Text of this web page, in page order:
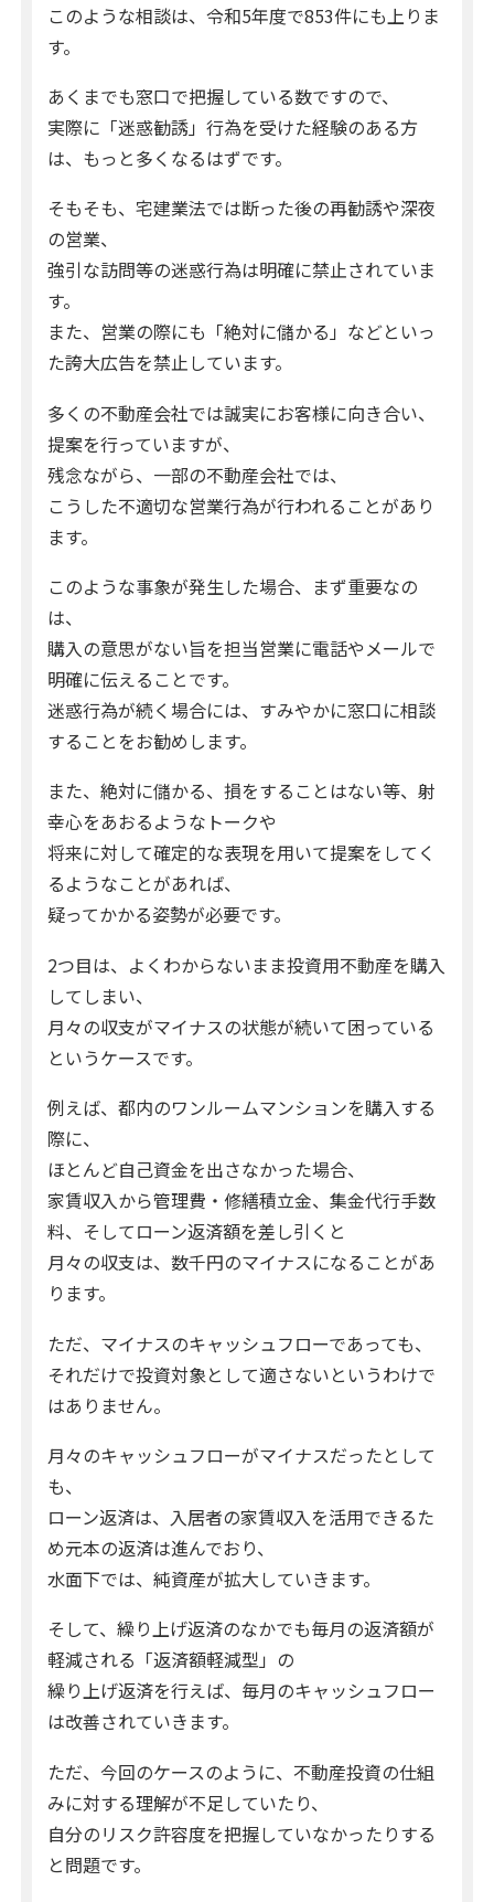
このような相談は、令和5年度で853件にも上りま
す。
あくまでも窓口で把握している数ですので、
実際に「迷惑勧誘」行為を受けた経験のある方
は、もっと多くなるはずです。
そもそも、宅建業法では断った後の再勧誘や深夜
の営業、
強引な訪問等の迷惑行為は明確に禁止されていま
す。
また、営業の際にも「絶対に儲かる」などといっ
た誇大広告を禁止しています。
多くの不動産会社では誠実にお客様に向き合い、
提案を行っていますが、
残念ながら、一部の不動産会社では、
こうした不適切な営業行為が行われることがあり
ます。
このような事象が発生した場合、まず重要なの
は、
購入の意思がない旨を担当営業に電話やメールで
明確に伝えることです。
迷惑行為が続く場合には、すみやかに窓口に相談
することをお勧めします。
また、絶対に儲かる、損をすることはない等、射
幸心をあおるようなトークや
将来に対して確定的な表現を用いて提案をしてく
るようなことがあれば、
疑ってかかる姿勢が必要です。
2つ目は、よくわからないまま投資用不動産を購入
してしまい、
月々の収支がマイナスの状態が続いて困っている
というケースです。
例えば、都内のワンルームマンションを購入する
際に、
ほとんど自己資金を出さなかった場合、
家賃収入から管理費・修繕積立金、集金代行手数
料、そしてローン返済額を差し引くと
月々の収支は、数千円のマイナスになることがあ
ります。
ただ、マイナスのキャッシュフローであっても、
それだけで投資対象として適さないというわけで
はありません。
月々のキャッシュフローがマイナスだったとして
も、
ローン返済は、入居者の家賃収入を活用できるた
め元本の返済は進んでおり、
水面下では、純資産が拡大していきます。
そして、繰り上げ返済のなかでも毎月の返済額が
軽減される「返済額軽減型」の
繰り上げ返済を行えば、毎月のキャッシュフロー
は改善されていきます。
ただ、今回のケースのように、不動産投資の仕組
みに対する理解が不足していたり、
自分のリスク許容度を把握していなかったりする
と問題です。